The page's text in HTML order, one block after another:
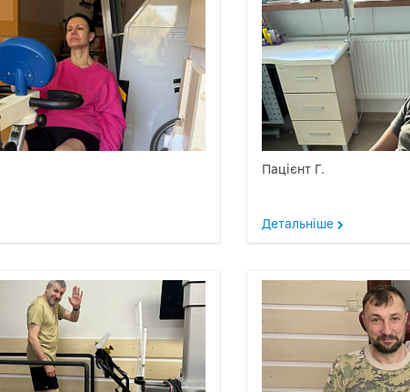
Пацієнт Г.
Детальніше